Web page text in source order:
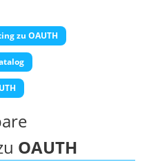
zu OAUTH
OAUTH